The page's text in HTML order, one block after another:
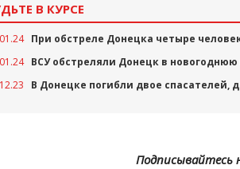
В КУРСЕ
При обстреле Донецка четыре
ВСУ обстреляли Донецк в
В Донецке погибли двое спасателей,
Подписывайтесь